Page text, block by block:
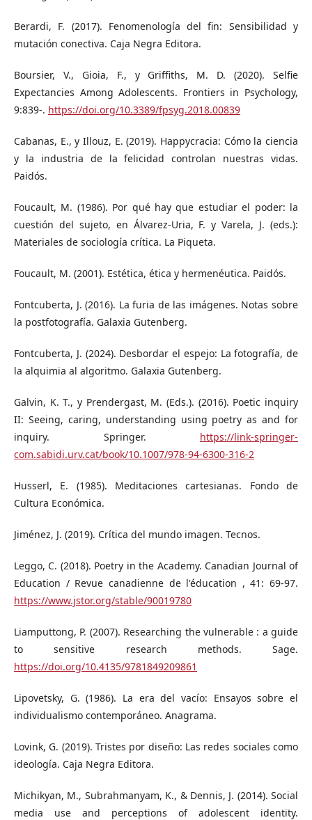
Berardi, F. (2017). Fenomenología del fin: Sensibilidad y
mutación conectiva. Caja Negra Editora.
Boursier, V., Gioia, F., y Griffiths, M. D. (2020). Selfie
Expectancies Among Adolescents. Frontiers in Psychology,
9:839-. https://doi.org/10.3389/fpsyg.2018.00839
Cabanas, E., y Illouz, E. (2019). Happycracia: Cómo la ciencia
y la industria de la felicidad controlan nuestras vidas.
Paidós.
Foucault, M. (1986). Por qué hay que estudiar el poder: la
cuestión del sujeto, en Álvarez-Uria, F. y Varela, J. (eds.):
Materiales de sociología crítica. La Piqueta.
Foucault, M. (2001). Estética, ética y hermenéutica. Paidós.
Fontcuberta, J. (2016). La furia de las imágenes. Notas sobre
la postfotografía. Galaxia Gutenberg.
Fontcuberta, J. (2024). Desbordar el espejo: La fotografía, de
la alquimia al algoritmo. Galaxia Gutenberg.
Galvin, K. T., y Prendergast, M. (Eds.). (2016). Poetic inquiry
II: Seeing, caring, understanding using poetry as and for
inquiry. Springer. https://link-springer-
com.sabidi.urv.cat/book/10.1007/978-94-6300-316-2
Husserl, E. (1985). Meditaciones cartesianas. Fondo de
Cultura Económica.
Jiménez, J. (2019). Crítica del mundo imagen. Tecnos.
Leggo, C. (2018). Poetry in the Academy. Canadian Journal of
Education / Revue canadienne de l'éducation , 41: 69-97.
https://www.jstor.org/stable/90019780
Liamputtong, P. (2007). Researching the vulnerable : a guide
to sensitive research methods. Sage.
https://doi.org/10.4135/9781849209861
Lipovetsky, G. (1986). La era del vacío: Ensayos sobre el
individualismo contemporáneo. Anagrama.
Lovink, G. (2019). Tristes por diseño: Las redes sociales como
ideología. Caja Negra Editora.
Michikyan, M., Subrahmanyam, K., & Dennis, J. (2014). Social
media use and perceptions of adolescent identity.